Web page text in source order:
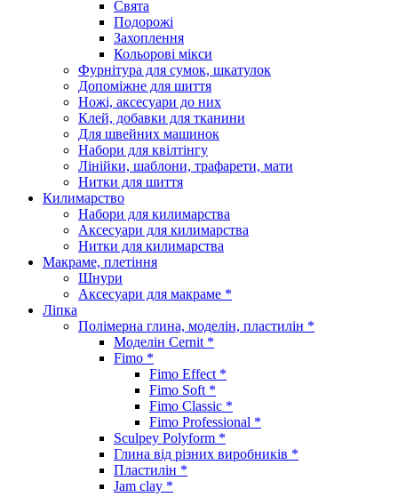
Свята
Подорожі
Захоплення
Кольорові мікси
Фурнітура для сумок, шкатулок
Допоміжне для шиття
Ножі, аксесуари до них
Клей, добавки для тканини
Для швейних машинок
Набори для квілтінгу
Лінійки, шаблони, трафарети, мати
Нитки для шиття
Килимарство
Набори для килимарства
Аксесуари для килимарства
Нитки для килимарства
Макраме, плетіння
Шнури
Аксесуари для макраме *
Ліпка
Полімерна глина, моделін, пластилін *
Моделін Cernit *
Fimo *
Fimo Effect *
Fimo Soft *
Fimo Classic *
Fimo Professional *
Sculpey Polyform *
Глина від різних виробників *
Пластилін *
Jam clay *